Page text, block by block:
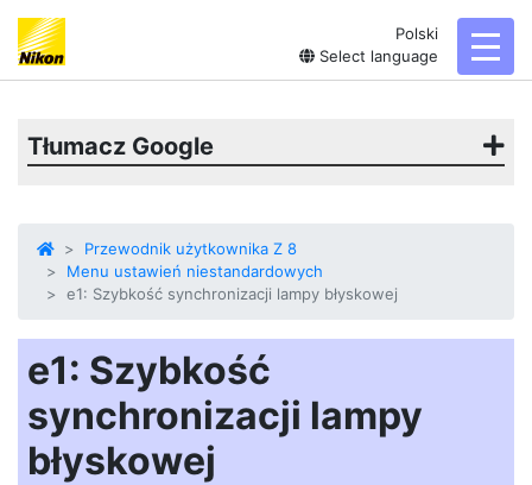
Polski
Select language
Tłumacz Google
Przewodnik użytkownika Z 8
Menu ustawień niestandardowych
e1: Szybkość synchronizacji lampy błyskowej
e1: Szybkość
synchronizacji lampy
błyskowej